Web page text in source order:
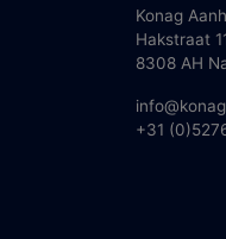
Konag
Hakstraat
8308 AH
+31